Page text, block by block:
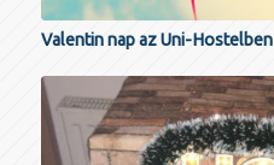
Valentin nap az Uni-Hostelben